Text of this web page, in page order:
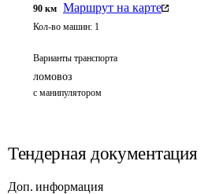
90 км Маршрут на карте
Кол-во машин: 1
Варианты транспорта
ломовоз
с манипулятором
Тендерная документация
Доп. информация